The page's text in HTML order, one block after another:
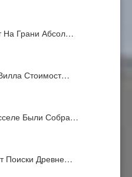
На Грани Абсол…
Стоимост…
Были Собра…
Поиски Древне…